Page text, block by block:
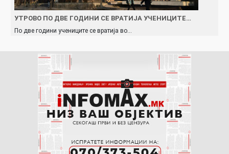
УТРОВО ПО ДВЕ ГОДИНИ СЕ ВРАТИЈА УЧЕНИЦИТЕ…
По две години учениците се вратија во…